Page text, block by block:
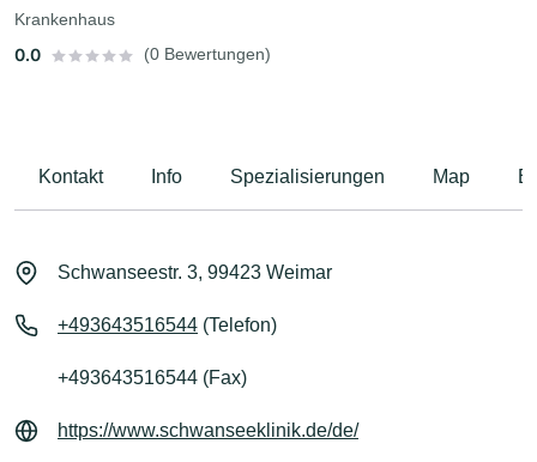
Krankenhaus
0.0 (0 Bewertungen)
Kontakt Info Spezialisierungen Map
Schwanseestr. 3, 99423 Weimar
+493643516544 (Telefon)
+493643516544 (Fax)
https://www.schwanseeklinik.de/de/